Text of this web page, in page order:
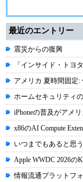
最近のエントリー
震災からの復興
「インサイド・トヨ
アメリカ 夏時間固定:
ホームセキュリティ
iPhoneの普及がアメ
x86のAI Compute
いつまでもあると思
Apple WWDC 2026の
情報流通プラットフ